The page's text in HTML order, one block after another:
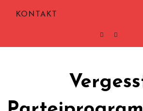
KONTAKT